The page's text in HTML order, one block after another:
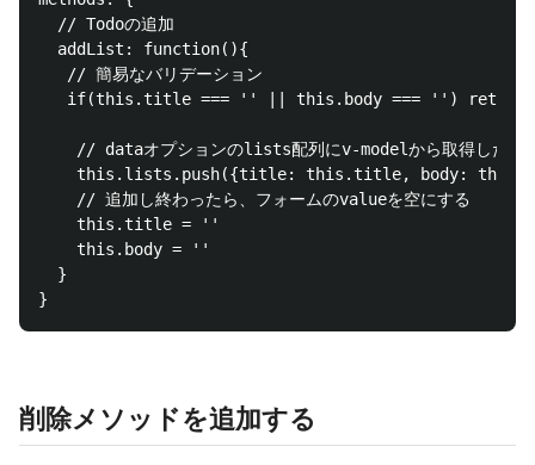
  // Todoの追加
  addList: function(){
   // 簡易なバリデーション
   if(this.title === '' || this.body === '') return
// dataオプションのlists配列にv-modelから取得したデ
this.lists.push({title: this.title, body:
    // 追加し終わったら、フォームのvalueを空にする
    this.title = ''
    this.body = ''
  }
削除メソッドを追加する